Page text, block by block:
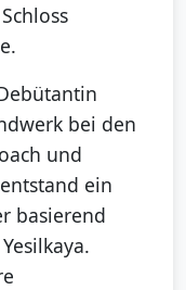
bei den
und
ein
basierend